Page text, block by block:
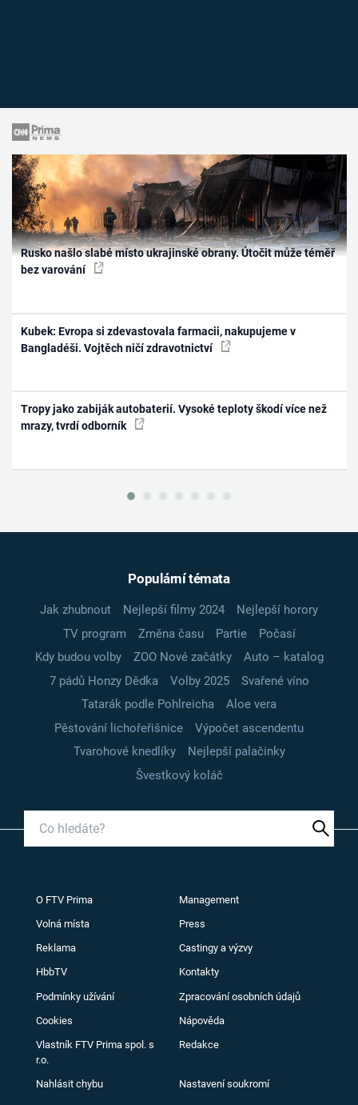
Rusko našlo slabé místo ukrajinské obrany. Útočit může téměř
bez varování
Kubek: Evropa si zdevastovala farmacii, nakupujeme v
Bangladéši. Vojtěch ničí zdravotnictví
Tropy jako zabiják autobaterií. Vysoké teploty škodí více než
mrazy, tvrdí odborník
Populární témata
Jak zhubnout Nejlepší filmy 2024
Nejlepší horory
TV program
Změna času Partie
Počasí
Kdy budou volby
ZOO Nové začátky
Auto – katalog
7 pádů Honzy Dědka
Volby 2025
Svařené víno
Tatarák podle Pohlreicha
Aloe vera
Pěstování lichořeřišnice
Výpočet ascendentu
Tvarohové knedlíky
Nejlepší palačinky
Švestkový koláč
O FTV Prima Management
Volná místa Press
Reklama Castingy a výzvy
HbbTV Kontakty
Podmínky užívání Zpracování osobních údajů
Cookies Nápověda
Vlastník FTV Prima spol. s
r.o.
Redakce
Nahlásit chybu Nastavení soukromí